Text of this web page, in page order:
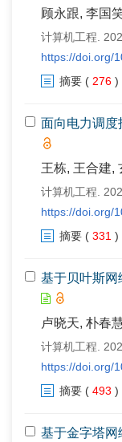
顾永跟, 李国
计算机工程.
https://doi.org/
摘要 ( 276 )
面向电力调度
王栋, 王合建,
计算机工程.
https://doi.org/
摘要 ( 331 )
基于贝叶斯网
卢晓天, 朴春
计算机工程.
https://doi.org/
摘要 ( 493 )
基于金字塔网